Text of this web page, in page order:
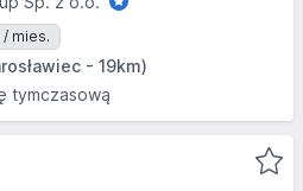
mies.
- 19km)
tymczasową